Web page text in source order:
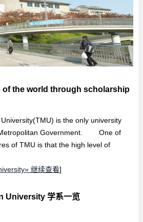
of the world through scholarship
is the only university
Metropolitan Government. One of
of TMU is that the high level of
继续查看]
University 学系一览